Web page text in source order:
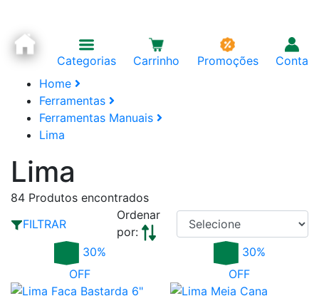
Categorias Carrinho Promoções
Conta
Home
Ferramentas
Ferramentas Manuais
Lima
Lima
84 Produtos encontrados
FILTRAR
Ordenar
por:
30%
OFF
30%
OFF